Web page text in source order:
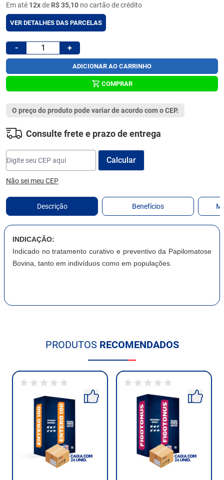
Em até 12xde R$ 35,10 no cartão de crédito
VER DETALHES DAS PARCELAS
- +
ADICIONAR AO CARRINHO
COMPRAR
O preço do produto pode variar de acordo com o CEP.
Consulte frete e prazo de entrega
Não sei meu CEP
Descrição Benefícios
INDICAÇÃO:
Indicado no tratamento curativo e preventivo da Papilomatose
Bovina, tanto em indivíduos como em populações.
PRODUTOS RECOMENDADOS